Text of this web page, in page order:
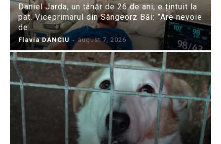
Daniel Jarda, un tânăr de 26 de ani, e țintuit la
pat. Viceprimarul din Sângeorz Băi: ”Are nevoie
de...
Flavia DANCIU - august 7, 2026